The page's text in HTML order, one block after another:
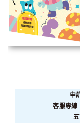
申
客服專線